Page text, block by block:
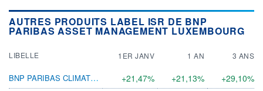
AUTRES PRODUITS LABEL ISR DE BNP
PARIBAS ASSET MANAGEMENT LUXEMBOURG
LIBELLE 1ER JANV 1 AN 3 ANS
BNP PARIBAS CLIMATE CHANGE I C +21,47% +21,13%
+29,10%